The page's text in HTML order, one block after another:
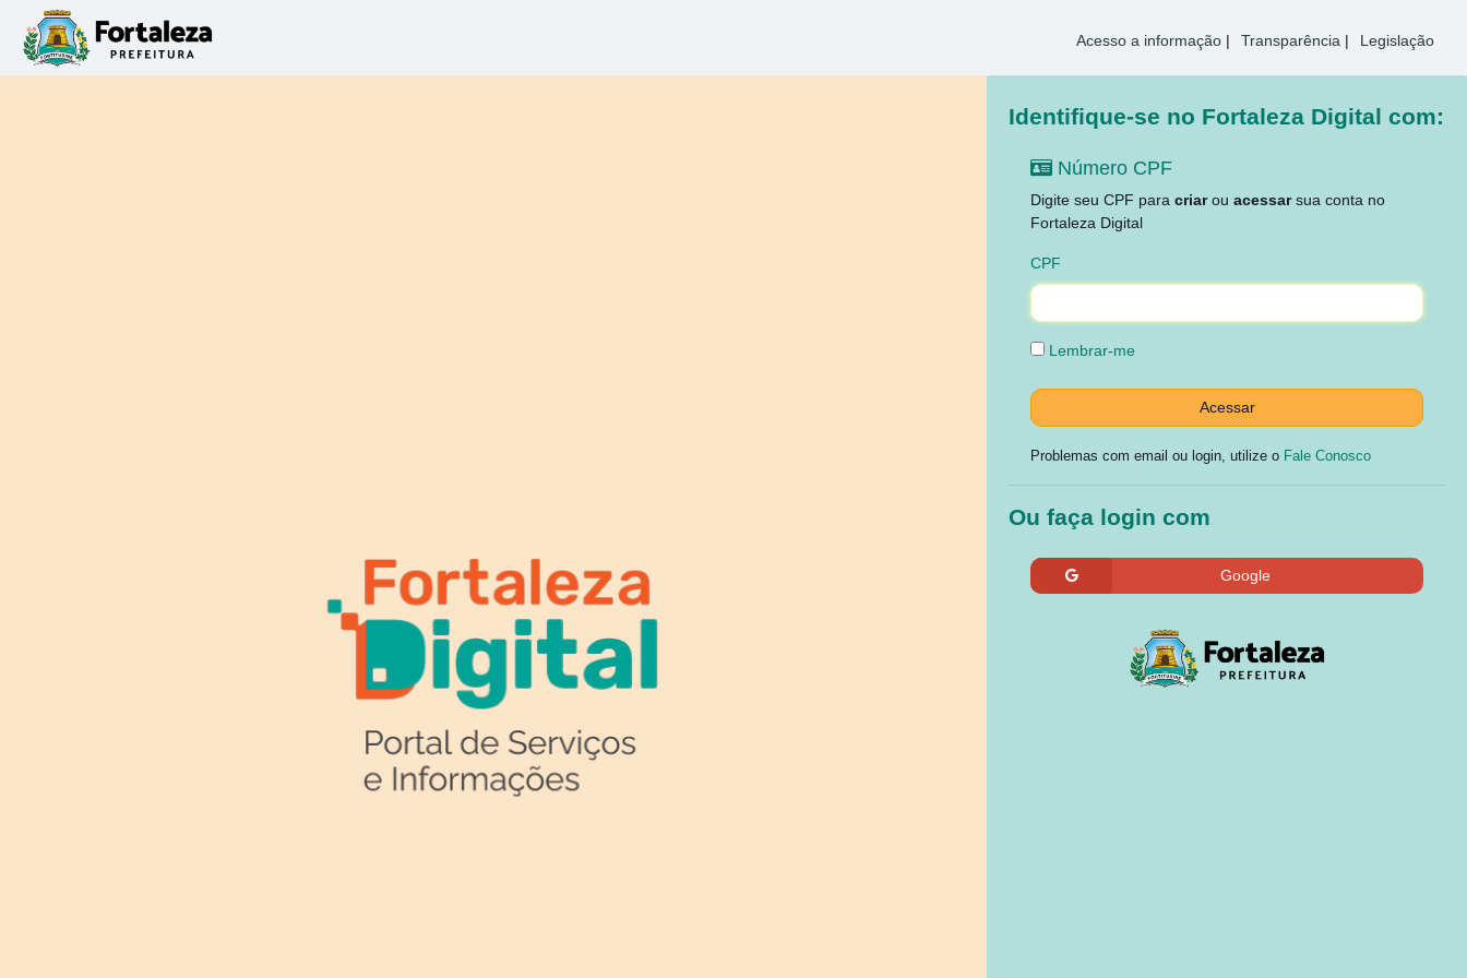
Acesso a informação | Transparência | Legislação
Identifique-se no Fortaleza Digital com:
Número CPF
Digite seu CPF para criarou acessarsua conta no
Fortaleza Digital
CPF
Lembrar-me
Problemas com email ou login, utilize o Fale Conosco
Ou faça login com
Google